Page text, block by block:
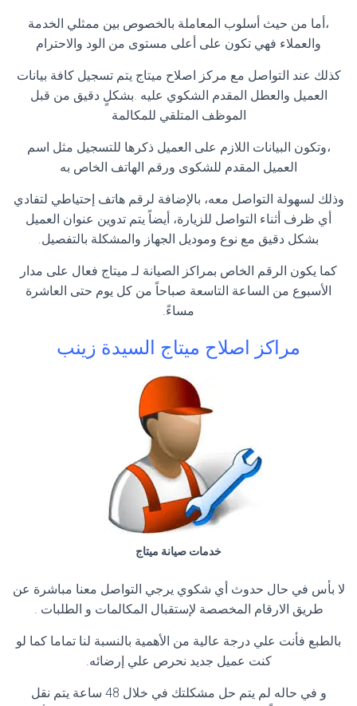
،أما من حيث أسلوب المعاملة بالخصوص بين ممثلي الخدمة
والعملاء فهي تكون على أعلى مستوى من الود والاحترام
كذلك عند التواصل مع مركز اصلاح ميتاج يتم تسجيل كافة بيانات
العميل والعطل المقدم الشكوي عليه .بشكلٍ دقيق من قبل
الموظف المتلقي للمكالمة
،وتكون البيانات اللازم على العميل ذكرها للتسجيل مثل اسم
العميل المقدم للشكوى ورقم الهاتف الخاص به
وذلك لسهولة التواصل معه، بالإضافة لرقم هاتف إحتياطي لتفادي
أي ظرف أثناء التواصل للزيارة، أيضاً يتم تدوين عنوان العميل
بشكل دقيق مع نوع وموديل الجهاز والمشكلة بالتفصيل.
كما يكون الرقم الخاص بمراكز الصيانة لـ ميتاج فعال على مدار
الأسبوع من الساعة التاسعة صباحاً من كل يوم حتى العاشرة
مساءً.
مراكز اصلاح ميتاج السيدة زينب
خدمات صيانة ميتاج
لا بأس في حال حدوث أي شكوي يرجي التواصل معنا مباشرة عن
طريق الارقام المخصصة لإستقبال المكالمات و الطلبات .
بالطبع فأنت علي درجة عالية من الأهمية بالنسبة لنا تماما كما لو
كنت عميل جديد نحرص علي إرضائه.
و في حاله لم يتم حل مشكلتك في خلال 48 ساعة يتم نقل